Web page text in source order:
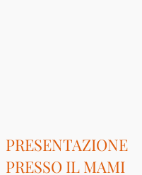
PRESENTAZIONE
PRESSO IL MAMI